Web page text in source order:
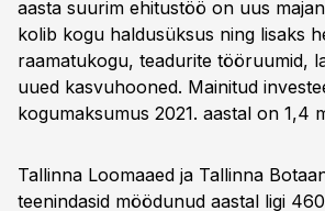
aasta suurim ehitustöö on uus
kolib kogu haldusüksus ning lisaks
raamatukogu, teadurite tööruumid,
uued kasvuhooned. Mainitud
kogumaksumus 2021. aastal on 1,4
Tallinna Loomaaed ja Tallinna
teenindasid möödunud aastal ligi